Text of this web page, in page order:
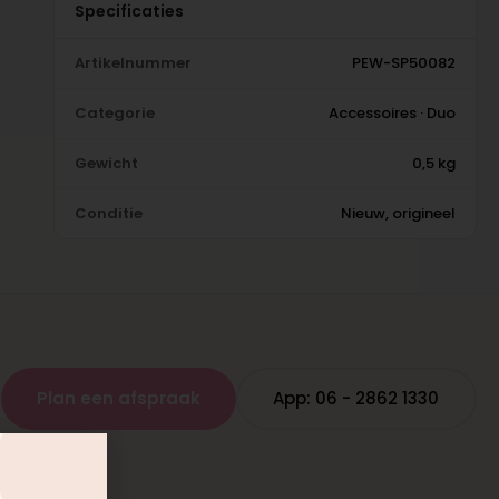
Specificaties
Artikelnummer PEW-SP50082
Categorie Accessoires · Duo
Gewicht 0,5 kg
Conditie Nieuw, origineel
App: 06 - 2862 1330